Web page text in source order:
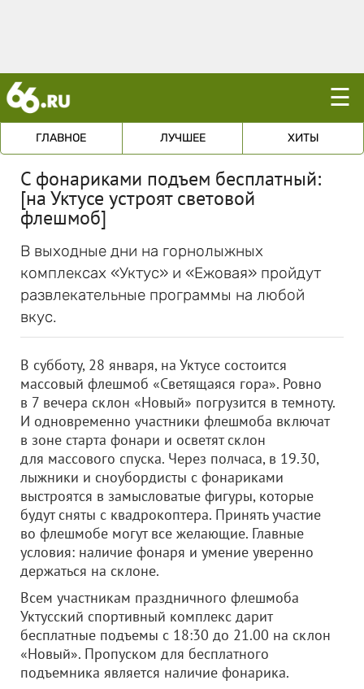
☰
ГЛАВНОЕ ЛУЧШЕЕ ХИТЫ
С фонариками подъем бесплатный:
[на Уктусе устроят световой
флешмоб]
В выходные дни на горнолыжных
комплексах «Уктус» и «Ежовая» пройдут
развлекательные программы на любой
вкус.
В субботу, 28 января, на Уктусе состоится
массовый флешмоб «Светящаяся гора». Ровно
в 7 вечера склон «Новый» погрузится в темноту.
И одновременно участники флешмоба включат
в зоне старта фонари и осветят склон
для массового спуска. Через полчаса, в 19.30,
лыжники и сноубордисты с фонариками
выстроятся в замысловатые фигуры, которые
будут сняты с квадрокоптера. Принять участие
во флешмобе могут все желающие. Главные
условия: наличие фонаря и умение уверенно
держаться на склоне.
Всем участникам праздничного флешмоба
Уктусский спортивный комплекс дарит
бесплатные подъемы с 18:30 до 21.00 на склон
«Новый». Пропуском для бесплатного
подъемника является наличие фонарика.